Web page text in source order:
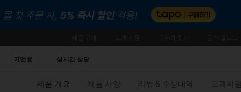
기업용 실시간 상담
제품 개요 제품 사양 리뷰 & 수상내역 고객지원